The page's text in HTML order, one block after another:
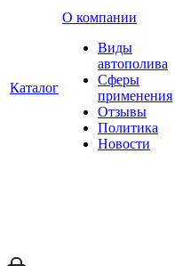
Каталог
О компании
Виды
автополива
Сферы
применения
Отзывы
Политика
Новости